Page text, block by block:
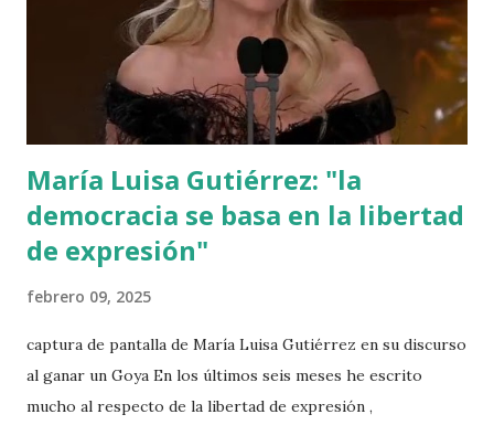
María Luisa Gutiérrez: "la
democracia se basa en la libertad
de expresión"
febrero 09, 2025
captura de pantalla de María Luisa Gutiérrez en su discurso
al ganar un Goya En los últimos seis meses he escrito
mucho al respecto de la libertad de expresión ,